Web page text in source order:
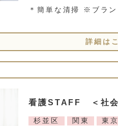
＊簡単な清掃 ※ブラ
詳細は
看護STAFF ＜社会
杉並区 関東 東京